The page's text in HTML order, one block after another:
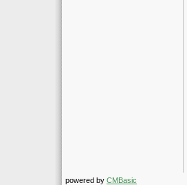
powered by CMBasic